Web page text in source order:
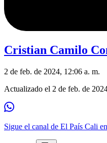
Cristian Camilo
2 de feb. de 2024, 12:06 a. m.
Actualizado el 2 de feb. de
Sigue el canal de El País Cali